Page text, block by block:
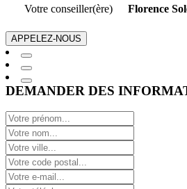
Votre conseiller(ère)
Florence
APPELEZ-NOUS
DEMANDER DES